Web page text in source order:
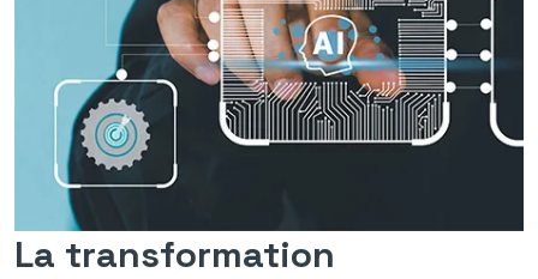
La transformation